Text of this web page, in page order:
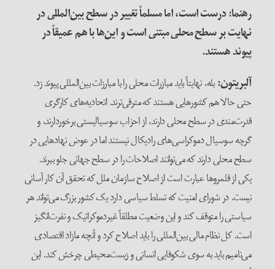
رهنما: درست است، اما مسلماً تغییر در سطح بین‌المللی در
نهایت بر سطح محلی مبتنی است و این‌ها با هم عمیقاً در
پیوند هستند.
آلبریتون:بله، نهایتاً باید مبازرات محلی را با مبارزات بین‌المللی پیوند زد.
حتی حالا هم کشورهایی هستند که مترقی‌ترند. اتحادیه‌های کارگری
قدرت‌مندی در سطح محلی دارند، از احزاب سوسیالیستی برخوردارند، و
گرچه سوسیال دموکراسی‌های رادیکال نیستند اما در عوض نهادهایی در
سطح محلی دارند که می‌توانند اصلاحات را در سطح جهانی جلو ببرند.
یکی از قلمروها عبارت است از اصلاح سازمان ملل که تحقق آن کار آسانی
نیست. در شورای امنیت که تسلط سیاسی دارد یک کشور بزرگ می‌تواند هر
سیاستی را متوقف کند و این وضعیت مطلقاً غیردموکراتیک و نفرت‌انگیز
است. کل نظام مالی بین‌المللی را باید اصلاح کرد و آنچه مازاد اقتصادی
می‌نامیم باید به سوی شکوفایی انسانی و زیست‌محیطی چرخش کند. این